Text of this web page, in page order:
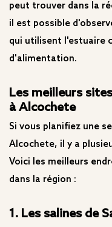
peut trouver dans la
il est possible
qui utilisent l'estuaire
d'alimentation.
Les meilleurs
à Alcochete
Si vous planifiez une
Alcochete, il y a
Voici les meilleurs
dans la région :
1. Les salines de